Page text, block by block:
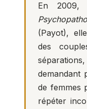
En 2009,
(Payot),
des
demandant
de femmes
répéter